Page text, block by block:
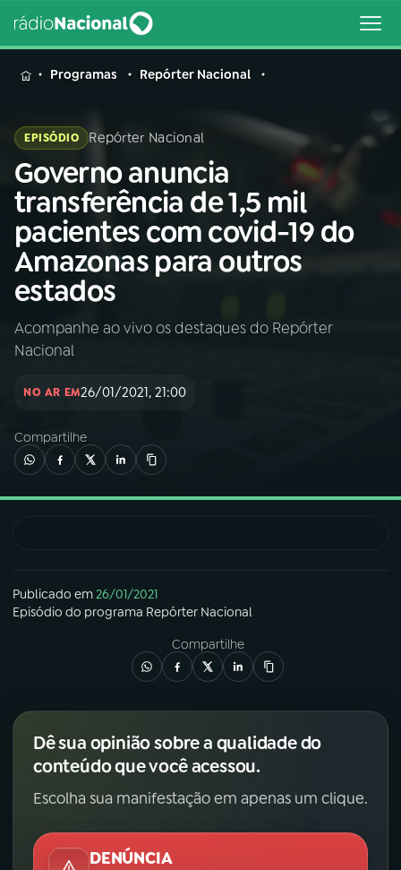
MENU
Buscar
na
Rádio
Nacional
Buscar
AO VIVO
01INÍCIO
A RÁDIO
03PROGRAMAÇÃO
04PROGRAMAS
06VIDEOCASTS
08FESTIVAL DE MÚSICA
ACOMPANHE A RÁDIO NACIONAL
YouTube Facebook
Programas Repórter Nacional
EPISÓDIO Repórter Nacional
Governo anuncia
transferência de 1,5 mil
pacientes com covid-19 do
Amazonas para outros
estados
Acompanhe ao vivo os destaques do Repórter
Nacional
NO AR EM26/01/2021, 21:00
Compartilhe
Publicado em26/01/2021
Episódio do programa Repórter Nacional
Compartilhe
Dê sua opinião sobre a qualidade do
conteúdo que você acessou.
Escolha sua manifestação em apenas um clique.
DENÚNCIA